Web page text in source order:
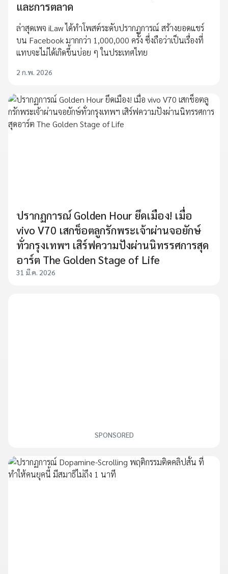
และการตลาด
ล่าสุดเพจ iLaw ได้ทำโพสต์ระดับปรากฏการณ์ สร้างยอดแชร์
บน Facebook มากกว่า 1,000,000 ครั้ง ซึ่งถือว่าเป็นเรื่องที่
แทบจะไม่ได้เกิดขึ้นบ่อย ๆ ในประเทศไทย
2 ก.พ. 2026
ปรากฏการณ์ Golden Hour ยึดเมือง! เมื่อ
vivo V70 เสกช็อตลูกรักพระเจ้าผ่านจอยักษ์
ทั่วกรุงเทพฯ เสิร์ฟความปังผ่านนิทรรศการสุด
อาร์ต The Golden Stage of Life
31 มี.ค. 2026
SPONSORED